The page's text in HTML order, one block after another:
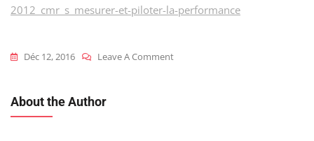
2012_cmr_s_mesurer-et-piloter-la-performance
Déc 12, 2016 Leave A CommentOn
About the Author